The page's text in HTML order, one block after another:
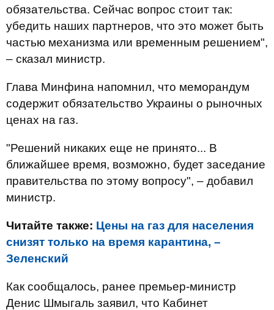
обязательства. Сейчас вопрос стоит так:
убедить наших партнеров, что это может быть
частью механизма или временным решением",
– сказал министр.
Глава Минфина напомнил, что меморандум
содержит обязательство Украины о рыночных
ценах на газ.
"Решений никаких еще не принято... В
ближайшее время, возможно, будет заседание
правительства по этому вопросу", – добавил
министр.
Читайте также: Цены на газ для населения
снизят только на время карантина, –
Зеленский
Как сообщалось, ранее премьер-министр
Денис Шмыгаль заявил, что Кабинет